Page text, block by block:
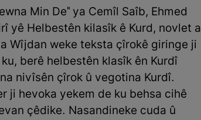
Min De" ya Cemîl Saîb, Ehmed
yê Helbestên kilasîk ê Kurd, novlet a
Wîjdan weke teksta çîrokê giringe ji
berê helbestên klasîk ên Kurdî
nivîsên çîrok û vegotina Kurdî.
ji hevoka yekem de ku behsa cihê
çêdike. Nasandineke cuda û